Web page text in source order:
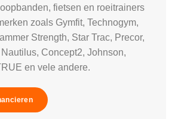
fietsen en roeitrainers
zoals Gymfit, Technogym,
Strength, Star Trac, Precor,
Concept2, Johnson,
en vele andere.